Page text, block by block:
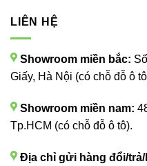
LIÊN HỆ
Showroom miền bắc:
Giấy, Hà Nội (có chỗ đỗ ô
Showroom miền nam:
Tp.HCM (có chỗ đỗ ô tô).
Địa chỉ gửi hàng đổi/